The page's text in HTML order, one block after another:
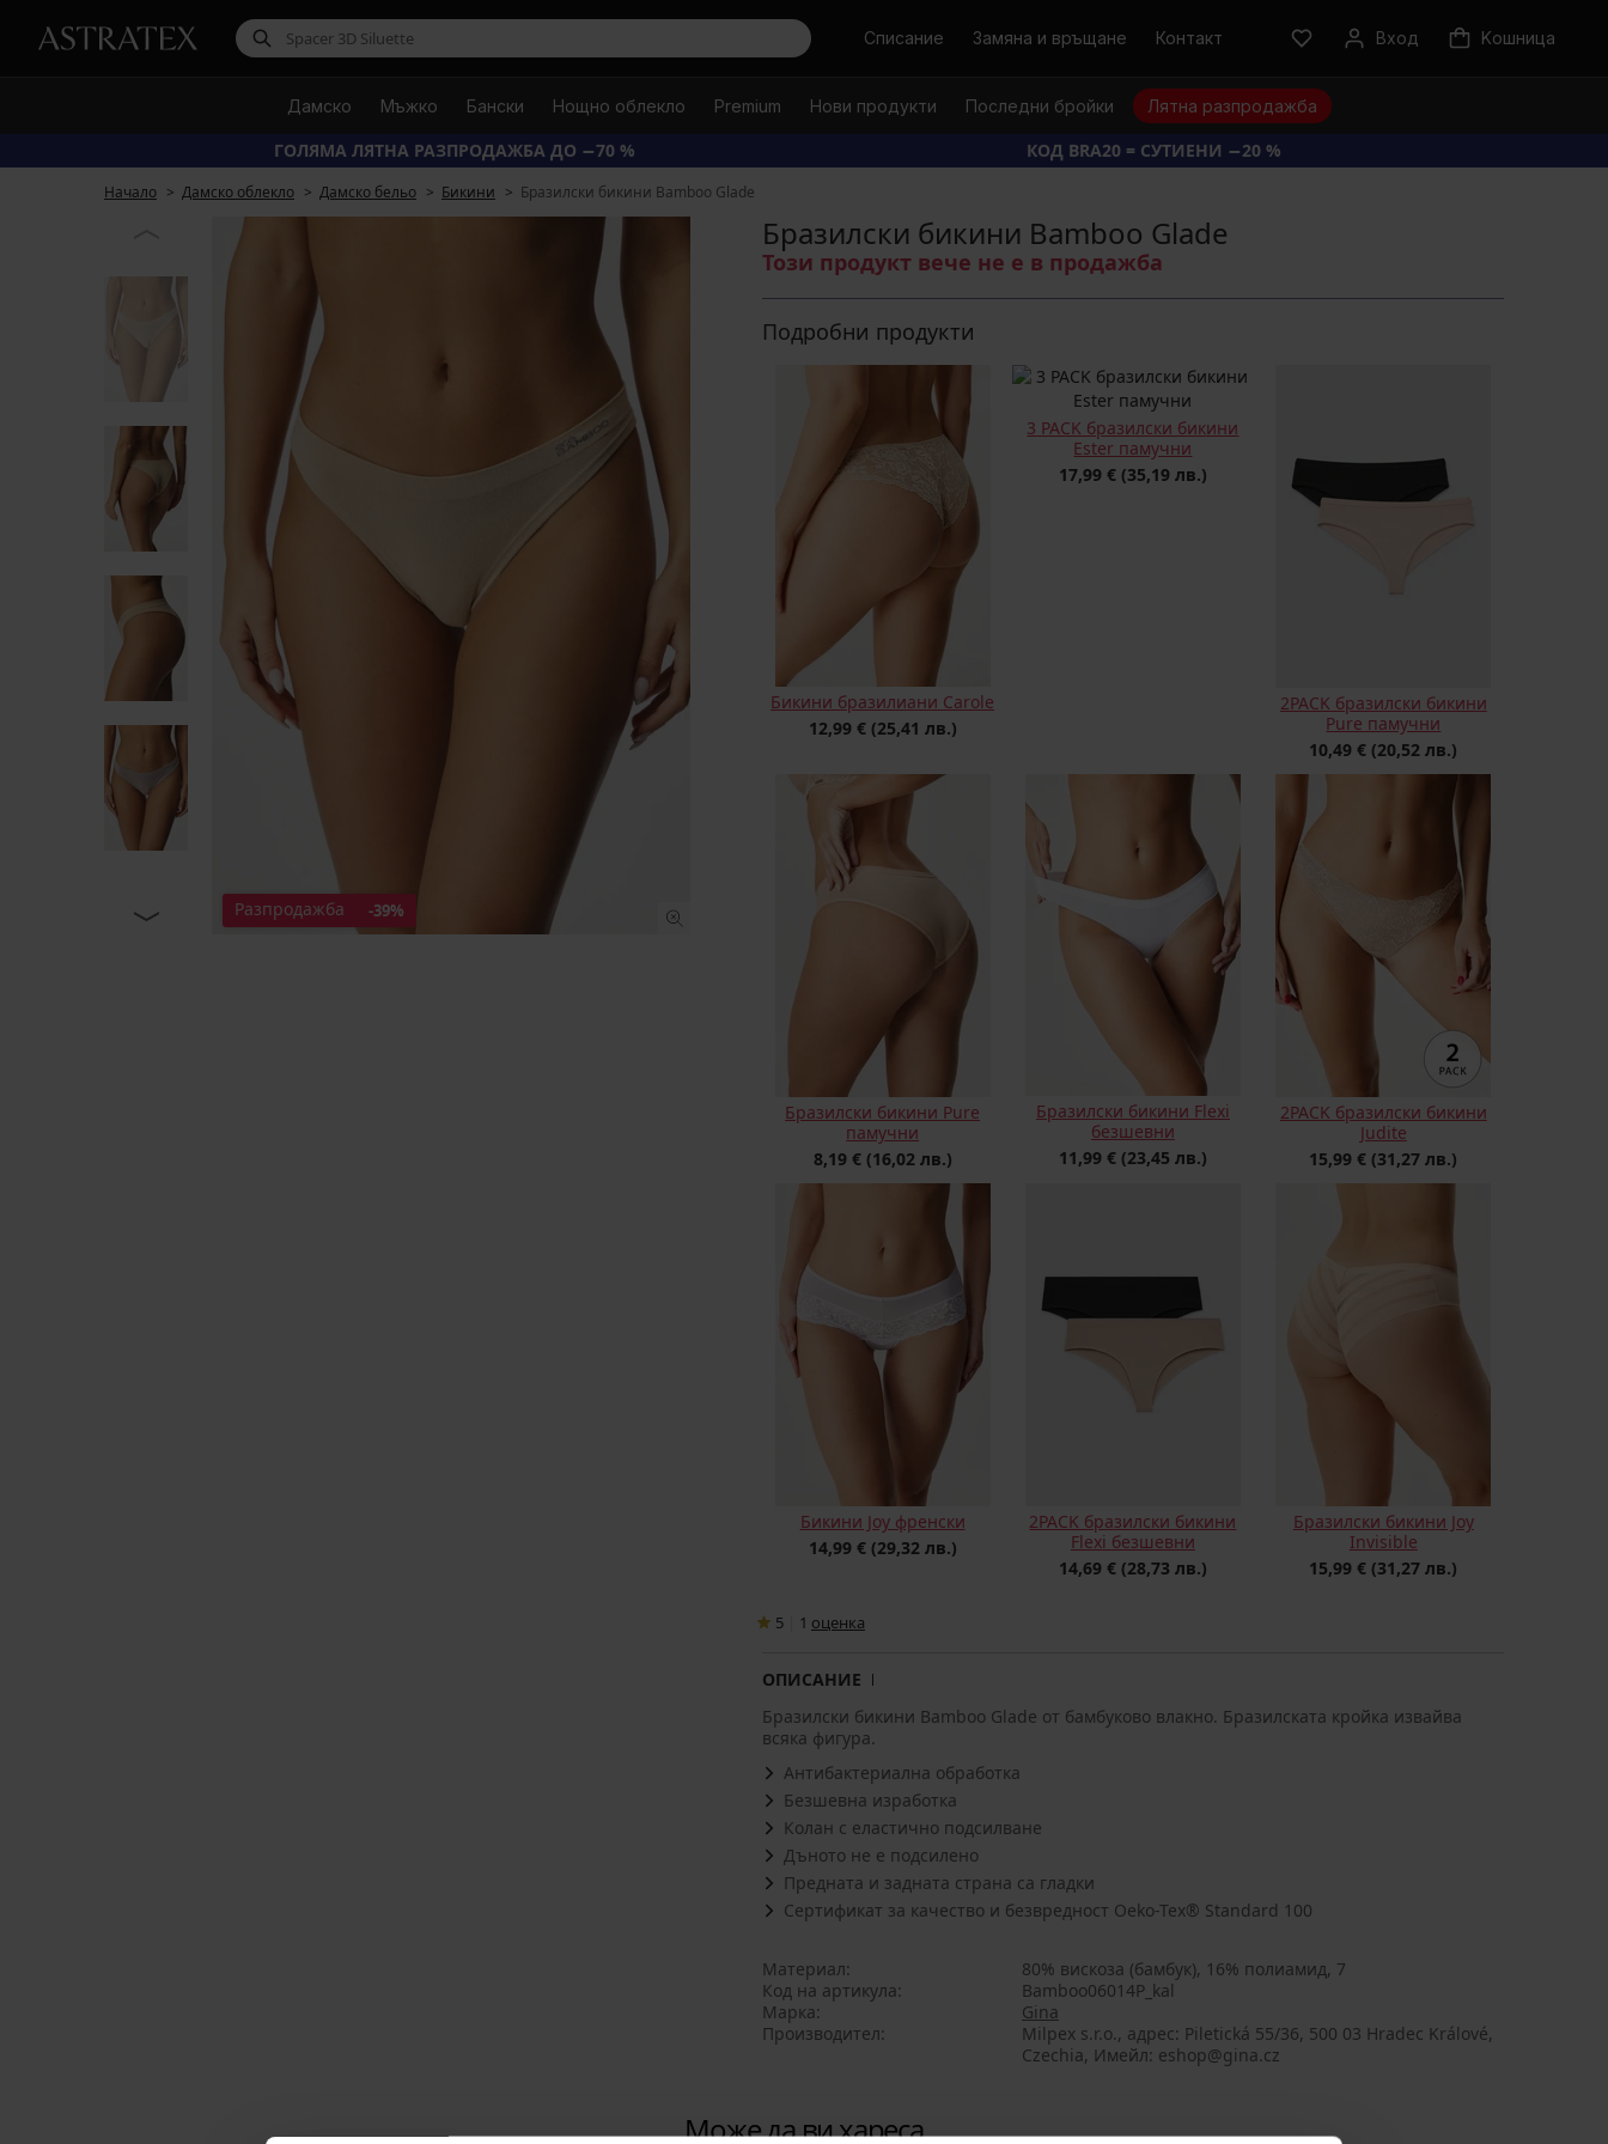
ТърсиСписание Замяна и връщане Контакт Вход Kошница
Дамско Мъжко Бански Нощно облекло Premium Нови продукти Последни бройки Лятна разпродажба
ГОЛЯМА ЛЯТНА РАЗПРОДАЖБА ДО −70 % КОД BRA20 = СУТИЕНИ −20 %
Начало Дамско облекло Дамско бельо Бикини Бразилски бикини Bamboo Glade
Разпродажба -39%
Бразилски бикини Bamboo Glade
Този продукт вече не е в продажба
Подробни продукти
Бикини бразилиани Carole
12,99 € (25,41 лв.)
3 PACK бразилски бикини
Ester памучни
17,99 € (35,19 лв.)
2PACK бразилски бикини
Pure памучни
10,49 € (20,52 лв.)
Бразилски бикини Pure
памучни
8,19 € (16,02 лв.)
Бразилски бикини Flexi
безшевни
11,99 € (23,45 лв.)
2PACK бразилски бикини
Judite
15,99 € (31,27 лв.)
Бикини Joy френски
14,99 € (29,32 лв.)
2PACK бразилски бикини
Flexi безшевни
14,69 € (28,73 лв.)
Бразилски бикини Joy
Invisible
15,99 € (31,27 лв.)
5 1 oценка
ОПИСАНИЕ
Бразилски бикини Bamboo Glade от бамбуково влакно. Бразилската кройка извайва
всяка фигура.
Антибактериална обработка
Безшевна изработка
Колан с еластично подсилване
Дъното не е подсилено
Предната и задната страна са гладки
Сертификат за качество и безвредност Oeko-Tex® Standard 100
Материал
80% вискоза (бамбук), 16% полиамид, 7
Код на артикула
Bamboo06014P_kal
Марка
Gina
Производител
Milpex s.r.o., aдрес: Piletická 55/36, 500 03 Hradec Králové,
Czechia, Имейл: eshop@gina.cz
Може да ви хареса